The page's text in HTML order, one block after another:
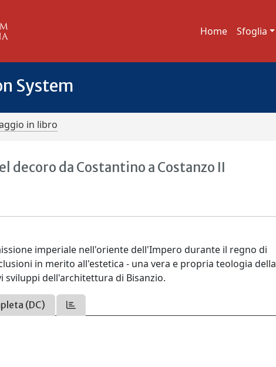
Home Sfoglia
System
in libro
da Costantino a Costanzo II
imperiale nell'oriente dell'Impero durante il regno di
in merito all'estetica - una vera e propria teologia della
sviluppi dell'architettura di Bisanzio.
(DC)